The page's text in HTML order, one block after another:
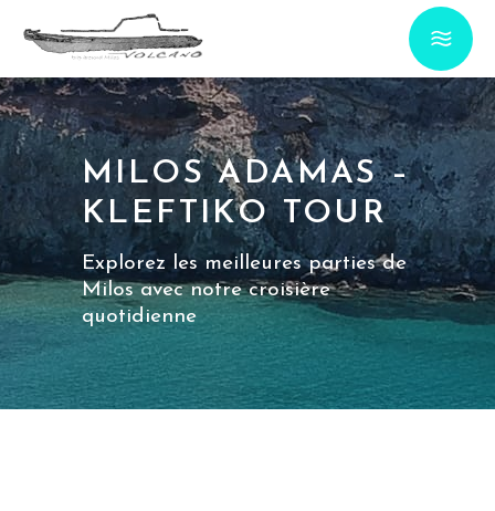
MILOS ADAMAS –
KLEFTIKO TOUR
Explorez les meilleures parties de
Milos avec notre croisière
quotidienne